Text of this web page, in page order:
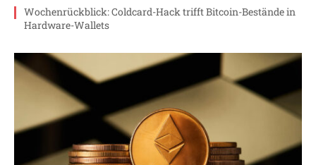
Wochenrückblick: Coldcard-Hack trifft Bitcoin-Bestände in
Hardware-Wallets